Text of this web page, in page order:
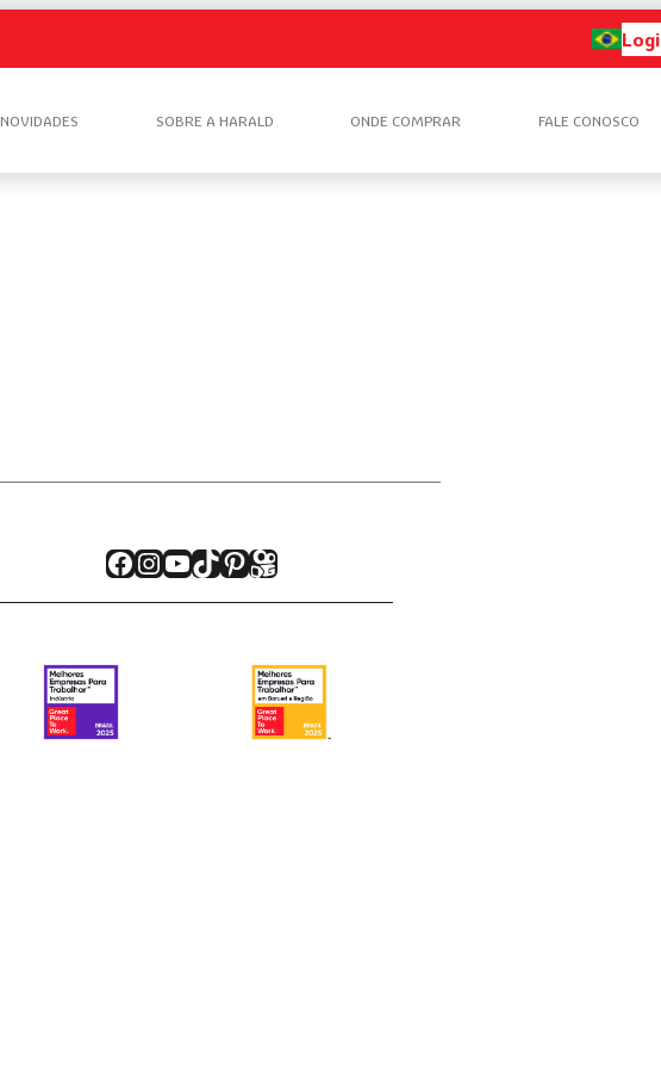
NOVIDADES SOBRE A HARALD ONDE COMPRAR FALE CONOSCO
Facebook
Instagram
Youtube
TikTok
Pinterest
Kwai